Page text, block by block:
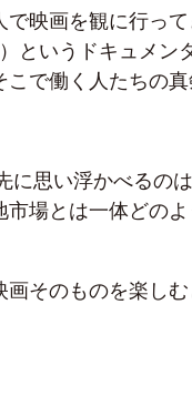
映画を観に行って
というドキュメ
で働く人たちの
に思い浮かべるの
市場とは一体どの
そのものを楽し